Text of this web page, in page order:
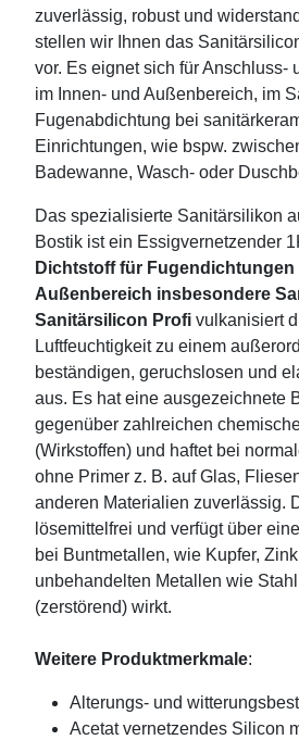
zuverlässig, robust und
stellen wir Ihnen das
vor. Es eignet sich für Anschluss-
im Innen- und Außenbereich, im
Fugenabdichtung bei
Einrichtungen, wie bspw.
Badewanne, Wasch- oder
Das spezialisierte Sanitärsilikon
Bostik ist ein Essigvernetzender
Dichtstoff für Fugendichtungen
Außenbereich insbesondere
Sanitärsilicon Profi vulkanisiert
Luftfeuchtigkeit zu einem
beständigen, geruchslosen und
aus. Es hat eine ausgezeichnete
gegenüber zahlreichen
(Wirkstoffen) und haftet bei
ohne Primer z. B. auf Glas,
anderen Materialien zuverlässig.
lösemittelfrei und verfügt über
bei Buntmetallen, wie Kupfer,
unbehandelten Metallen wie
(zerstörend) wirkt.
Weitere Produktmerkmale:
Alterungs- und
Acetat vernetzendes Silicon